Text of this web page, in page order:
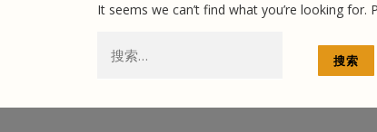
It seems we can’t find what you’re looking for.
索：